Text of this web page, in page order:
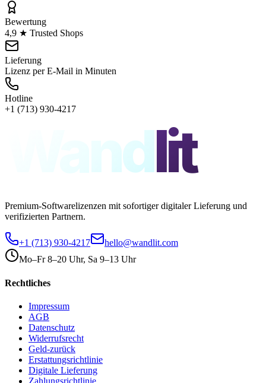
Bewertung
4,9 ★ Trusted Shops
Lieferung
Lizenz per E-Mail in Minuten
Hotline
+1 (713) 930-4217
Wandlit
Premium-Softwarelizenzen mit sofortiger digitaler Lieferung und
verifizierten Partnern.
+1 (713) 930-4217
hello@wandlit.com
Mo–Fr 8–20 Uhr, Sa 9–13 Uhr
Rechtliches
Impressum
AGB
Datenschutz
Widerrufsrecht
Geld-zurück
Erstattungsrichtlinie
Digitale Lieferung
Zahlungsrichtlinie